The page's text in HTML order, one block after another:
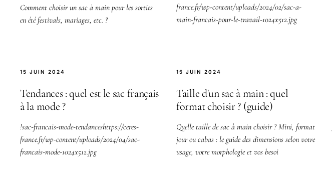
Comment choisir un sac à main pour les sorties
en été festivals, mariages, etc. ?
france.fr/wp-content/uploads/2024/02/sac-a-
main-francais-pour-le-travail-1024x512.jpg
15 JUIN 2024
Tendances : quel est le sac français
à la mode ?
!sac-francais-mode-tendanceshttps://ceres-
france.fr/wp-content/uploads/2024/04/sac-
francais-mode-1024x512.jpg
15 JUIN 2024
Taille d'un sac à main : quel
format choisir ? (guide)
Quelle taille de sac à main choisir ? Mini, format
jour ou cabas : le guide des dimensions selon votre
usage, votre morphologie et vos besoi